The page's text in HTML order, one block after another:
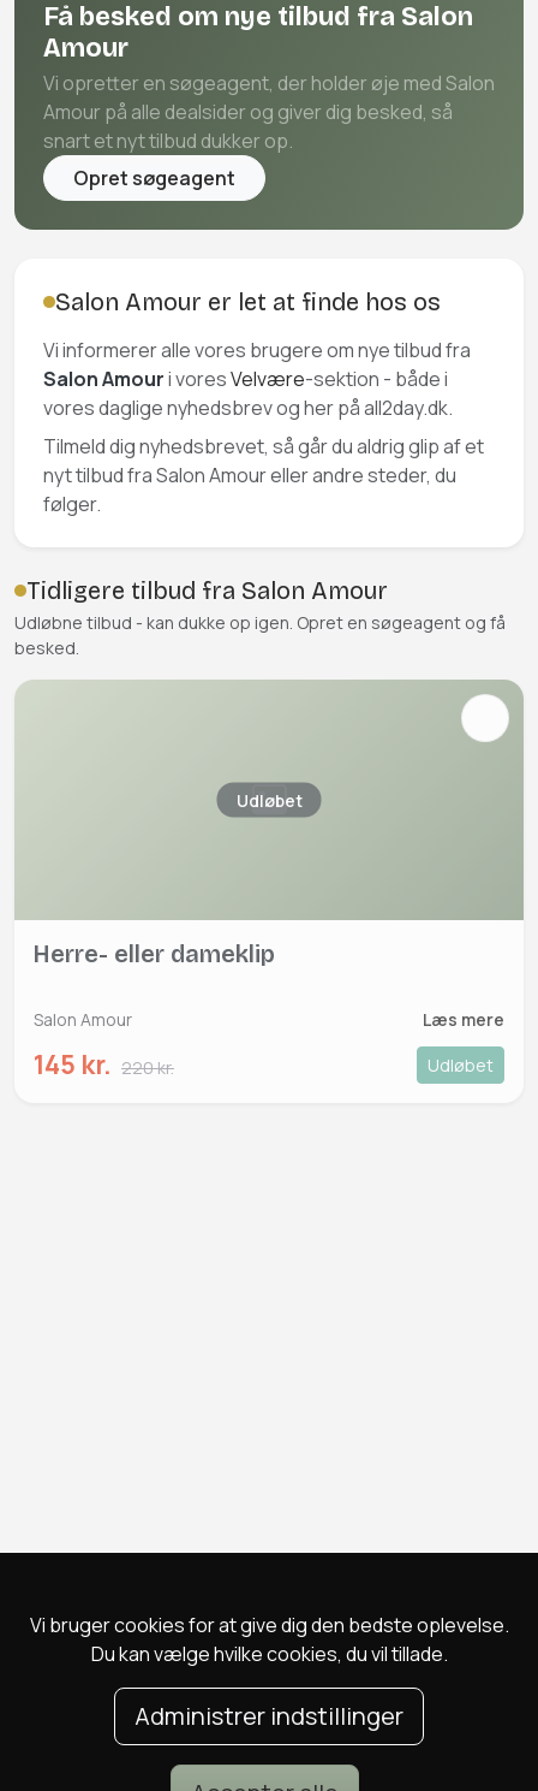
Vi bruger cookies for at give dig den bedste oplevelse.
Du kan vælge hvilke cookies, du vil tillade.
Administrer indstillinger
Få besked om nye tilbud fra Salon
Amour
Vi opretter en søgeagent, der holder øje med Salon
Amour på alle dealsider og giver dig besked, så
snart et nyt tilbud dukker op.
Opret søgeagent
Salon Amour er let at finde hos os
Vi informerer alle vores brugere om nye tilbud fra
Salon Amouri voresVelvære-sektion - både i
vores daglige nyhedsbrev og her på all2day.dk.
Tilmeld dig nyhedsbrevet, så går du aldrig glip af et
nyt tilbud fra Salon Amour eller andre steder, du
følger.
Tidligere tilbud fra Salon Amour
Udløbne tilbud - kan dukke op igen. Opret en søgeagent og få
besked.
Udløbet
Herre- eller dameklip
Salon Amour Læs mere
145 kr. 220 kr. Udløbet